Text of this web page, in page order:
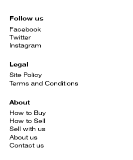
Follow us
Facebook
Twitter
Instagram
Legal
Site Policy
Terms and Conditions
About
How to Buy
How to Sell
Sell with us
About us
Contact us